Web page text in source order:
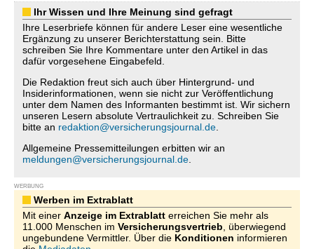
Ihr Wissen und Ihre Meinung sind gefragt
Ihre Leserbriefe können für andere Leser eine wesentliche
Ergänzung zu unserer Berichterstattung sein. Bitte
schreiben Sie Ihre Kommentare unter den Artikel in das
dafür vorgesehene Eingabefeld.
Die Redaktion freut sich auch über Hintergrund- und
Insiderinformationen, wenn sie nicht zur Veröffentlichung
unter dem Namen des Informanten bestimmt ist. Wir sichern
unseren Lesern absolute Vertraulichkeit zu. Schreiben Sie
bitte an redaktion@versicherungsjournal.de
Allgemeine Pressemitteilungen erbitten wir an
meldungen@versicherungsjournal.de
WERBUNG
Werben im Extrablatt
Mit einer Anzeige im Extrablatt erreichen Sie mehr als
11.000 Menschen im Versicherungsvertrieb , überwiegend
ungebundene Vermittler. Über die Konditionen informieren